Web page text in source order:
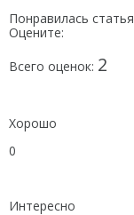
Понравилась
Оцените:
Всего оценок: 2
Хорошо
0
Интересно